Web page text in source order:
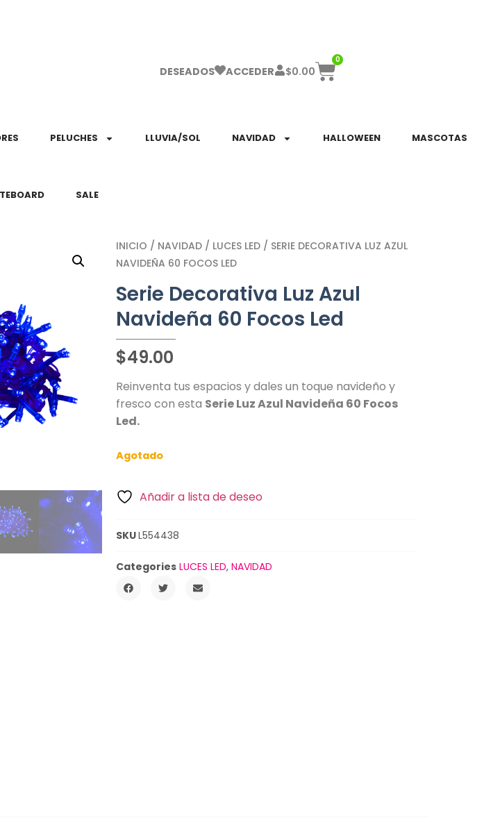
DESEADOS ACCEDER $0.00
0
PELUCHES LLUVIA/SOL NAVIDAD HALLOWEEN MASCOTAS
SALE
INICIO / NAVIDAD / LUCES LED / SERIE DECORATIVA LUZ AZUL
NAVIDEÑA 60 FOCOS LED
Serie Decorativa Luz Azul
Navideña 60 Focos Led
$49.00
Reinventa tus espacios y dales un toque navideño y
fresco con esta Serie Luz Azul Navideña 60 Focos
Led.
Agotado
Añadir a lista de deseo
SKUL554438
Categories LUCES LED,NAVIDAD